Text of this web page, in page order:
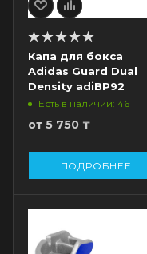
Капа для бокса
Adidas Guard Dual
Density adiBP92
Есть в наличии: 46
от 5 750 ₸
ПОДРОБНЕЕ